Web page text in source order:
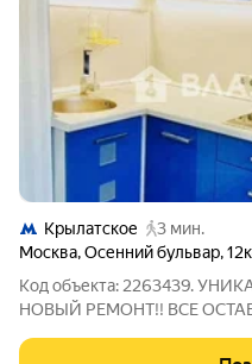
Крылатское
3 мин.
Москва,Осенний бульвар,
Код объекта: 2263439.
НОВЫЙ РЕМОНТ!! ВСЕ
14 этаже 15-этажного дома